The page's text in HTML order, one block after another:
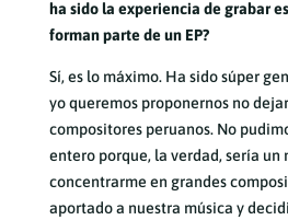
ha sido la experiencia de grabar
forman parte de un EP?
Sí, es lo máximo. Ha sido súper
yo queremos proponernos no
compositores peruanos. No
entero porque, la verdad, sería un
concentrarme en grandes
aportado a nuestra música y